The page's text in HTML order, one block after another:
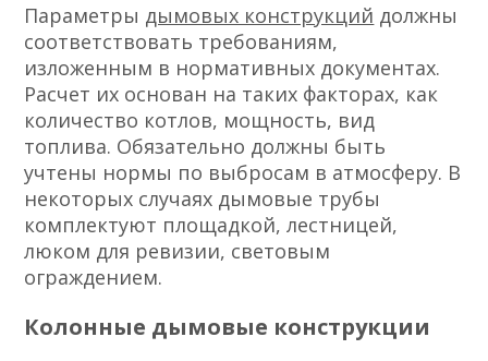
Параметры дымовых конструкций должны
соответствовать требованиям,
изложенным в нормативных документах.
Расчет их основан на таких факторах, как
количество котлов, мощность, вид
топлива. Обязательно должны быть
учтены нормы по выбросам в атмосферу. В
некоторых случаях дымовые трубы
комплектуют площадкой, лестницей,
люком для ревизии, световым
ограждением.
Колонные дымовые конструкции